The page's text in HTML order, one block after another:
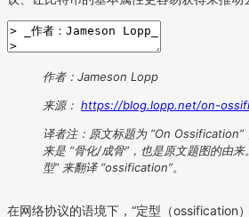
作者：Jameson Lopp
来源： https://blog.lopp.net/on-
译者注：原文标题为 “On
来是 “骨化/成骨”，也是原文题图的由
型” 来翻译 “ossification”。
在网络协议的语境下，“定型（ossification